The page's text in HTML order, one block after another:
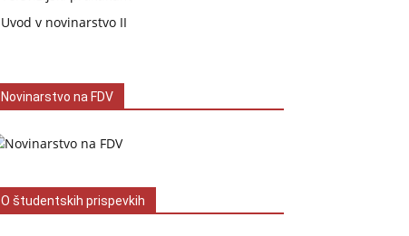
Uvod v novinarstvo II
Novinarstvo na FDV
O študentskih prispevkih